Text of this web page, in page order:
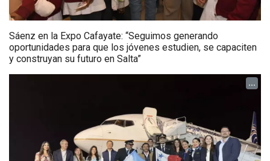
Sáenz en la Expo Cafayate: “Seguimos generando
oportunidades para que los jóvenes estudien, se capaciten
y construyan su futuro en Salta”
...